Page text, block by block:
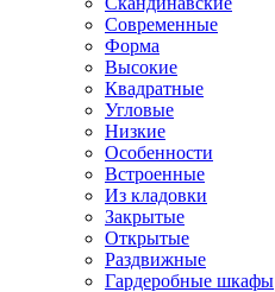
Современные
Форма
Высокие
Квадратные
Угловые
Низкие
Особенности
Встроенные
Из кладовки
Закрытые
Открытые
Раздвижные
Гардеробные шкафы